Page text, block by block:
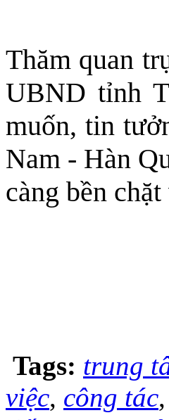
Thăm quan
UBND tỉnh
muốn, tin
Nam - Hàn
càng bền
Tags: trung
việc, công tác,